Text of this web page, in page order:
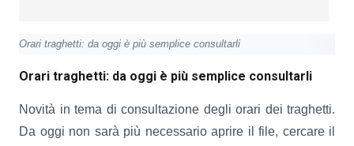
Orari traghetti: da oggi è più semplice consultarli
Orari traghetti: da oggi è più semplice consultarli
Novità in tema di consultazione degli orari dei traghetti.
Da oggi non sarà più necessario aprire il file, cercare il